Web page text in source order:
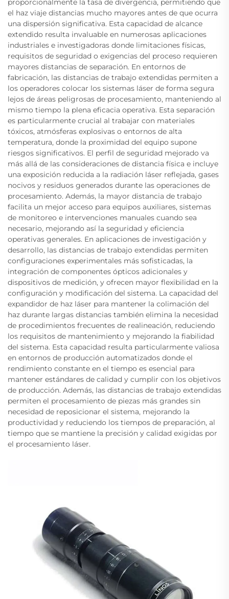
proporcionalmente la tasa de divergencia, permitiendo que
el haz viaje distancias mucho mayores antes de que ocurra
una dispersión significativa. Esta capacidad de alcance
extendido resulta invaluable en numerosas aplicaciones
industriales e investigadoras donde limitaciones físicas,
requisitos de seguridad o exigencias del proceso requieren
mayores distancias de separación. En entornos de
fabricación, las distancias de trabajo extendidas permiten a
los operadores colocar los sistemas láser de forma segura
lejos de áreas peligrosas de procesamiento, manteniendo al
mismo tiempo la plena eficacia operativa. Esta separación
es particularmente crucial al trabajar con materiales
tóxicos, atmósferas explosivas o entornos de alta
temperatura, donde la proximidad del equipo supone
riesgos significativos. El perfil de seguridad mejorado va
más allá de las consideraciones de distancia física e incluye
una exposición reducida a la radiación láser reflejada, gases
nocivos y residuos generados durante las operaciones de
procesamiento. Además, la mayor distancia de trabajo
facilita un mejor acceso para equipos auxiliares, sistemas
de monitoreo e intervenciones manuales cuando sea
necesario, mejorando así la seguridad y eficiencia
operativas generales. En aplicaciones de investigación y
desarrollo, las distancias de trabajo extendidas permiten
configuraciones experimentales más sofisticadas, la
integración de componentes ópticos adicionales y
dispositivos de medición, y ofrecen mayor flexibilidad en la
configuración y modificación del sistema. La capacidad del
expandidor de haz láser para mantener la colimación del
haz durante largas distancias también elimina la necesidad
de procedimientos frecuentes de realineación, reduciendo
los requisitos de mantenimiento y mejorando la fiabilidad
del sistema. Esta capacidad resulta particularmente valiosa
en entornos de producción automatizados donde el
rendimiento constante en el tiempo es esencial para
mantener estándares de calidad y cumplir con los objetivos
de producción. Además, las distancias de trabajo extendidas
permiten el procesamiento de piezas más grandes sin
necesidad de reposicionar el sistema, mejorando la
productividad y reduciendo los tiempos de preparación, al
tiempo que se mantiene la precisión y calidad exigidas por
el procesamiento láser.